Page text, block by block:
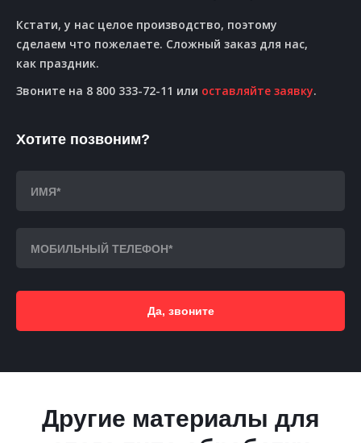
Кстати, у нас целое производство, поэтому
сделаем что пожелаете. Сложный заказ для нас,
как праздник.
Звоните на 8 800 333-72-11 или оставляйте заявку.
Хотите позвоним?
Да, звоните
Другие материалы для